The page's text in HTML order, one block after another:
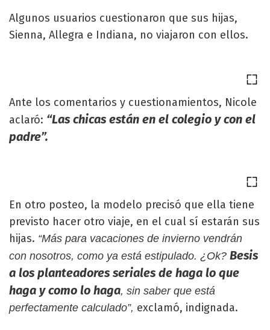
Algunos usuarios cuestionaron que sus hijas,
Sienna, Allegra e Indiana, no viajaron con ellos.
Ante los comentarios y cuestionamientos, Nicole
aclaró: “Las chicas están en el colegio y con el
padre”.
En otro posteo, la modelo precisó que ella tiene
previsto hacer otro viaje, en el cual sí estarán sus
hijas. “Más para vacaciones de invierno vendrán
con nosotros, como ya está estipulado. ¿Ok? Besis
a los planteadores seriales de haga lo que
haga y como lo haga, sin saber que está
perfectamente calculado”, exclamó, indignada.